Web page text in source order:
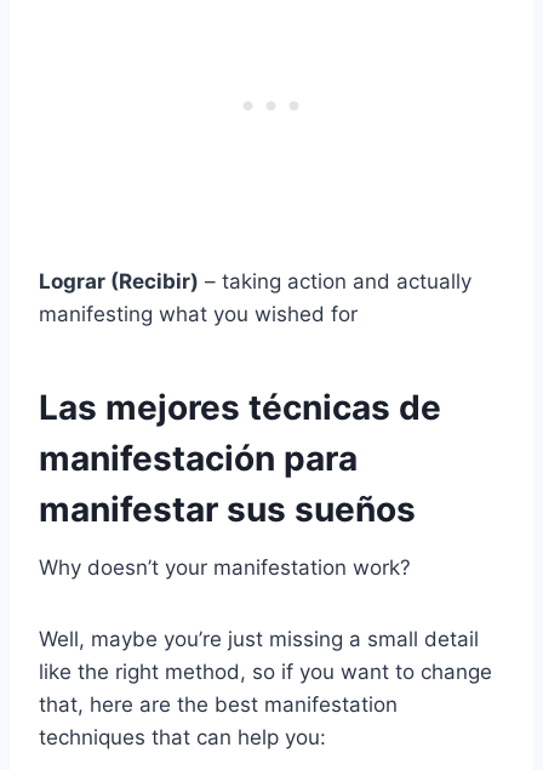
Lograr (Recibir) – taking action and actually
manifesting what you wished for
Las mejores técnicas de
manifestación para
manifestar sus sueños
Why doesn’t your manifestation work?
Well, maybe you’re just missing a small detail
like the right method, so if you want to change
that, here are the best manifestation
techniques that can help you: